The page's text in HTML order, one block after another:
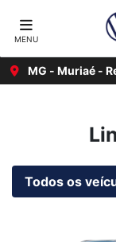
MENU
MG - Muriaé -
Todos os